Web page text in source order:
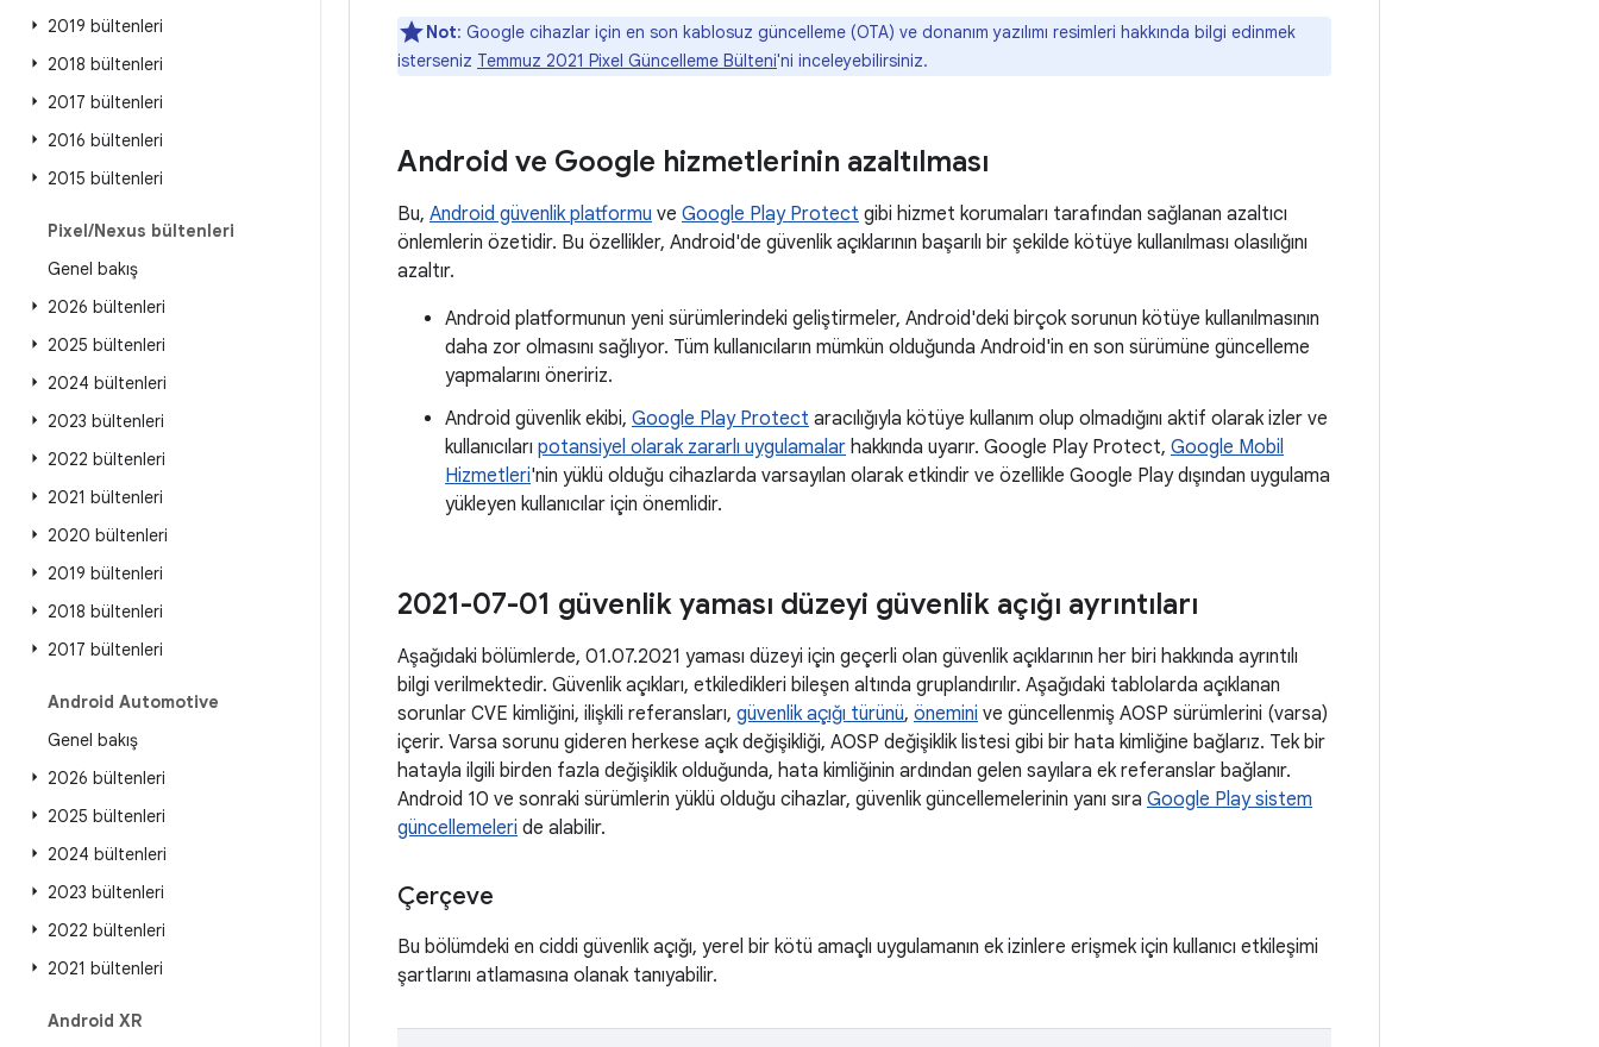
2019 bültenleri
2018 bültenleri
2017 bültenleri
2016 bültenleri
2015 bültenleri
Pixel/Nexus bültenleri
Genel bakış
2026 bültenleri
2025 bültenleri
2024 bültenleri
2023 bültenleri
2022 bültenleri
2021 bültenleri
2020 bültenleri
2019 bültenleri
2018 bültenleri
2017 bültenleri
Android Automotive
Genel bakış
2026 bültenleri
2025 bültenleri
2024 bültenleri
2023 bültenleri
2022 bültenleri
2021 bültenleri
Android XR
Not: Google cihazlar için en son kablosuz güncelleme (OTA) ve donanım yazılımı resimleri hakkında bilgi edinmek
isterseniz Temmuz 2021 Pixel Güncelleme Bülteni'ni inceleyebilirsiniz.
Android ve Google hizmetlerinin azaltılması
Bu, Android güvenlik platformu ve Google Play Protect gibi hizmet korumaları tarafından sağlanan azaltıcı
önlemlerin özetidir. Bu özellikler, Android'de güvenlik açıklarının başarılı bir şekilde kötüye kullanılması olasılığını
azaltır.
Android platformunun yeni sürümlerindeki geliştirmeler, Android'deki birçok sorunun kötüye kullanılmasının
daha zor olmasını sağlıyor. Tüm kullanıcıların mümkün olduğunda Android'in en son sürümüne güncelleme
yapmalarını öneririz.
Android güvenlik ekibi, Google Play Protect aracılığıyla kötüye kullanım olup olmadığını aktif olarak izler ve
kullanıcıları potansiyel olarak zararlı uygulamalar hakkında uyarır. Google Play Protect, Google Mobil
Hizmetleri'nin yüklü olduğu cihazlarda varsayılan olarak etkindir ve özellikle Google Play dışından uygulama
yükleyen kullanıcılar için önemlidir.
2021-07-01 güvenlik yaması düzeyi güvenlik açığı ayrıntıları
Aşağıdaki bölümlerde, 01.07.2021 yaması düzeyi için geçerli olan güvenlik açıklarının her biri hakkında ayrıntılı
bilgi verilmektedir. Güvenlik açıkları, etkiledikleri bileşen altında gruplandırılır. Aşağıdaki tablolarda açıklanan
sorunlar CVE kimliğini, ilişkili referansları, güvenlik açığı türünü, önemini ve güncellenmiş AOSP sürümlerini (varsa)
içerir. Varsa sorunu gideren herkese açık değişikliği, AOSP değişiklik listesi gibi bir hata kimliğine bağlarız. Tek bir
hatayla ilgili birden fazla değişiklik olduğunda, hata kimliğinin ardından gelen sayılara ek referanslar bağlanır.
Android 10 ve sonraki sürümlerin yüklü olduğu cihazlar, güvenlik güncellemelerinin yanı sıra Google Play sistem
güncellemeleri de alabilir.
Çerçeve
Bu bölümdeki en ciddi güvenlik açığı, yerel bir kötü amaçlı uygulamanın ek izinlere erişmek için kullanıcı etkileşimi
şartlarını atlamasına olanak tanıyabilir.